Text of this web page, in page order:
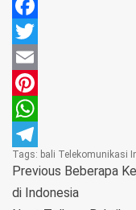
Facebook
Twitter
Email
Pinterest
WhatsApp
Telegram
Tags: bali Telekomunikasi
Previous Beberapa
di Indonesia